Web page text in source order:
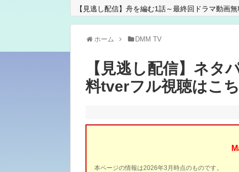
【見逃し配信】舟を編む1話～最終回ドラマ動画
ホーム DMM TV
【見逃し配信】ネタ
料tverフル視聴はこち
本ページの情報は2026年3月時点のものです。